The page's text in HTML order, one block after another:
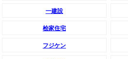
一建設
桧家住宅
フジケン